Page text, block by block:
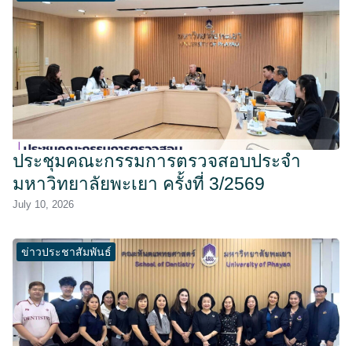
ประชุมคณะกรรมการตรวจสอบประจำ
มหาวิทยาลัยพะเยา ครั้งที่ 3/2569
July 10, 2026
ข่าวประชาสัมพันธ์